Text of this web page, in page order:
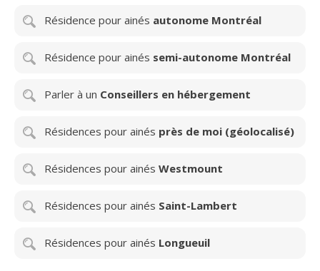
Résidence pour ainés autonome Montréal
Résidence pour ainés semi-autonome Montréal
Parler à un Conseillers en hébergement
Résidences pour ainés près de moi (géolocalisé)
Résidences pour ainés Westmount
Résidences pour ainés Saint-Lambert
Résidences pour ainés Longueuil